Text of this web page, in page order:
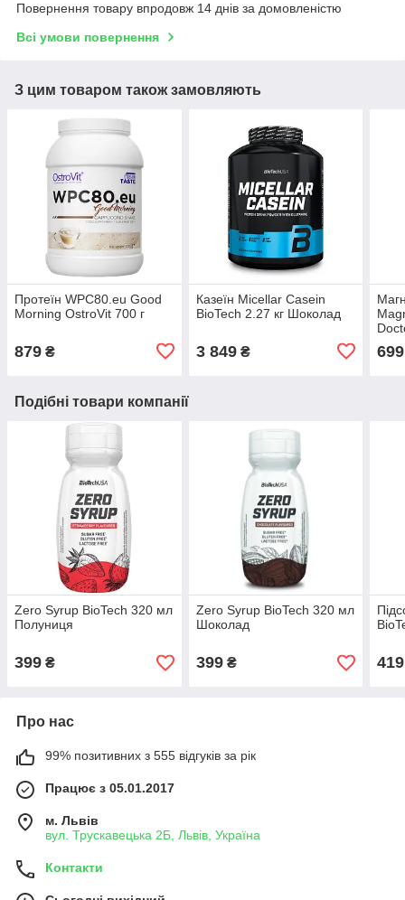
Повернення товару впродовж 14 днів за домовленістю
Всі умови повернення
З цим товаром також замовляють
Протеїн WPC80.eu Good
Morning OstroVit 700 г
879 ₴
Казеїн Micellar Casein
BioTech 2.27 кг Шоколад
3 849₴ 699
Подібні товари компанії
Zero Syrup BioTech 320 мл
Полуниця
399 ₴
Zero Syrup BioTech 320 мл
Шоколад
399₴ 419
Про нас
99% позитивних з 555 відгуків за рік
Працює з 05.01.2017
м. Львів
вул. Трускавецька 2Б, Львів, Україна
Контакти